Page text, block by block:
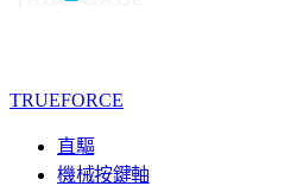
TRUEFORCE
直驅
機械按鍵軸